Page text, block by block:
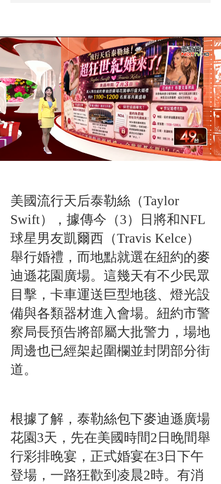
美國流行天后泰勒絲（Taylor
Swift），據傳今（3）日將和NFL
球星男友凱爾西（Travis Kelce）
舉行婚禮，而地點就選在紐約的麥
迪遜花園廣場。這幾天有不少民眾
目擊，卡車運送巨型地毯、燈光設
備與各類器材進入會場。紐約市警
察局長預告將部屬大批警力，場地
周邊也已經架起圍欄並封閉部分街
道。
根據了解，泰勒絲包下麥迪遜廣場
花園3天，先在美國時間2日晚間舉
行彩排晚宴，正式婚宴在3日下午
登場，一路狂歡到凌晨2時。有消